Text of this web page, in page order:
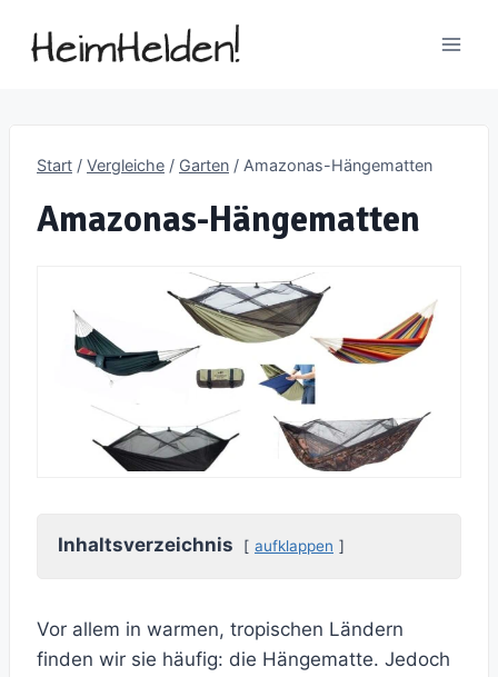
Inhalt
Start / Vergleiche / Garten / Amazonas-Hängematten
Amazonas-Hängematten
Inhaltsverzeichnis aufklappen
Vor allem in warmen, tropischen Ländern
finden wir sie häufig: die Hängematte. Jedoch